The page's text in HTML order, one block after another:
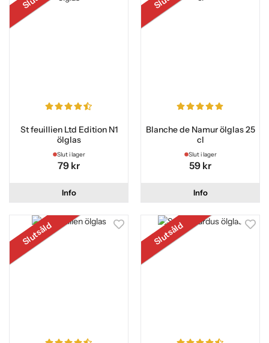
St feuillien Ltd Edition N1
ölglas
Slut i lager
79 kr
Info
Blanche de Namur ölglas 25
cl
Slut i lager
59 kr
Info
Slutsåld Slutsåld